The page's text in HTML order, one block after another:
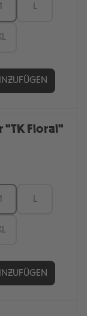
L
"TK Floral"